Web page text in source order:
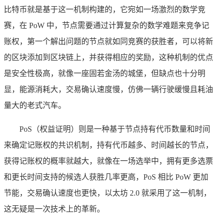
比特币就是基于这一机制构建的，它宛如一场激烈的数学竞
赛，在 PoW 中，节点需要通过计算复杂的数学难题来竞争记
账权，第一个解出问题的节点就如同竞赛的获胜者，可以将新
的区块添加到区块链上，并获得相应的奖励，这种机制的优点
是安全性极高，就像一座固若金汤的城堡，但缺点也十分明
显，能源消耗大，交易确认速度慢，仿佛一辆行驶缓慢且耗油
量大的老式汽车。
PoS（权益证明）则是一种基于节点持有代币数量和时间
来确定记账权的共识机制，持有代币越多、时间越长的节点，
获得记账权的概率就越大，就像在一场选举中，拥有更多选票
和更长时间支持的候选人获胜几率更高，PoS 相比 PoW 更加
节能，交易确认速度也更快，以太坊 2.0 就采用了这一机制，
这无疑是一次技术上的革新。